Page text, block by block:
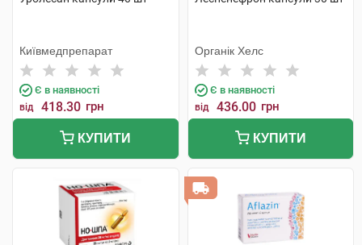
Київмедпрепарат
Є в наявності
від 418.30 грн
КУПИТИ
Органік Хелс
Є в наявності
від 436.00 грн
КУПИТИ